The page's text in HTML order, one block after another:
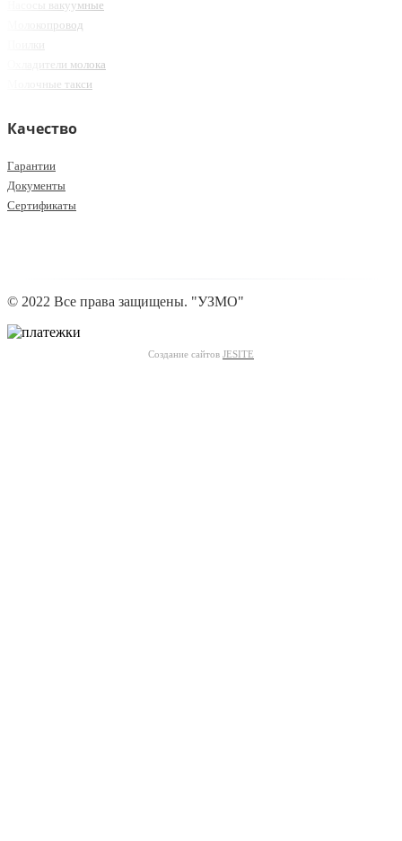
Насосы вакуумные
Молокопровод
Охладители молока
Молочные такси
Качество
Гарантии
Документы
Сертификаты
© 2022 Все права защищены. "УЗМО"
Создание сайтов JESITE